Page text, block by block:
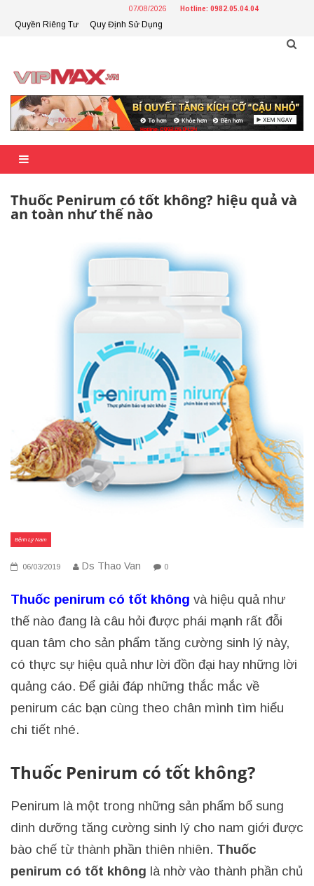
content
07/08/2026 Hotline: 0982.05.04.04
Quyền Riêng Tư Quy Định Sử Dụng
Thuốc Penirum có tốt không? hiệu quả và
an toàn như thế nào
Bệnh Lý Nam
06/03/2019 Ds Thao Van 0
Thuốc penirum có tốt không và hiệu quả như
thế nào đang là câu hỏi được phái mạnh rất đỗi
quan tâm cho sản phẩm tăng cường sinh lý này,
có thực sự hiệu quả như lời đồn đại hay những lời
quảng cáo. Để giải đáp những thắc mắc về
penirum các bạn cùng theo chân mình tìm hiểu
chi tiết nhé.
Thuốc Penirum có tốt không?
Penirum là một trong những sản phẩm bổ sung
dinh dưỡng tăng cường sinh lý cho nam giới được
bào chế từ thành phần thiên nhiên. Thuốc
penirum có tốt không là nhờ vào thành phần chủ